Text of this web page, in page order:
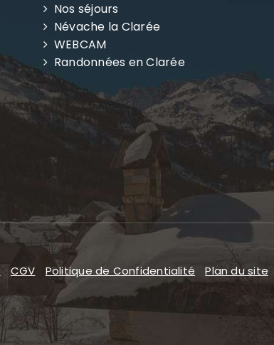
Nos séjours
Névache la Clarée
WEBCAM
Randonnées en Clarée
CGV Politique de Confidentialité Plan du site